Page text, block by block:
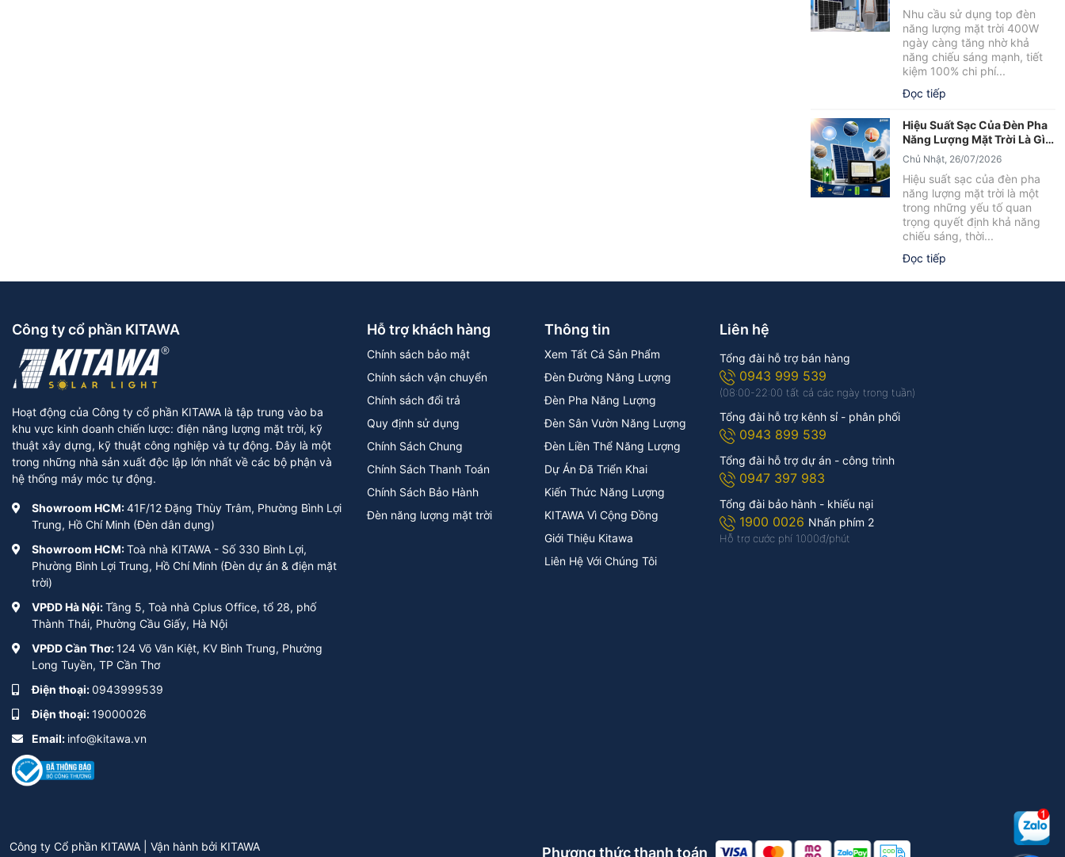
Nhu cầu sử dụng top đèn
năng lượng mặt trời 400W
ngày càng tăng nhờ khả
năng chiếu sáng mạnh, tiết
kiệm 100% chi phí...
Đọc tiếp
Hiệu Suất Sạc Của Đèn Pha
Năng Lượng Mặt Trời Là Gì?
Yếu Tố Ảnh Hưởng Cần Biết
Chủ Nhật, 26/07/2026
Hiệu suất sạc của đèn pha
năng lượng mặt trời là một
trong những yếu tố quan
trọng quyết định khả năng
chiếu sáng, thời...
Đọc tiếp
Công ty cổ phần KITAWA
Hoạt động của Công ty cổ phần KITAWA là tập trung vào ba
khu vực kinh doanh chiến lược: điện năng lượng mặt trời, kỹ
thuật xây dựng, kỹ thuật công nghiệp và tự động. Đây là một
trong những nhà sản xuất độc lập lớn nhất về các bộ phận và
hệ thống máy móc tự động.
Showroom HCM:41F/12 Đặng Thùy Trâm, Phường Bình Lợi
Trung, Hồ Chí Minh (Đèn dân dụng)
Showroom HCM:Toà nhà KITAWA - Số 330 Bình Lợi,
Phường Bình Lợi Trung, Hồ Chí Minh (Đèn dự án & điện mặt
trời)
VPĐD Hà Nội:Tầng 5, Toà nhà Cplus Office, tổ 28, phố
Thành Thái, Phường Cầu Giấy, Hà Nội
VPĐD Cần Thơ:124 Võ Văn Kiệt, KV Bình Trung, Phường
Long Tuyền, TP Cần Thơ
Điện thoại:0943999539
Điện thoại:19000026
Email: info@kitawa.vn
Hỗ trợ khách hàng
Chính sách bảo mật
Chính sách vận chuyển
Chính sách đổi trả
Quy định sử dụng
Chính Sách Chung
Chính Sách Thanh Toán
Chính Sách Bảo Hành
Đèn năng lượng mặt trời
Thông tin
Xem Tất Cả Sản Phẩm
Đèn Đường Năng Lượng
Đèn Pha Năng Lượng
Đèn Sân Vườn Năng Lượng
Đèn Liền Thể Năng Lượng
Dự Án Đã Triển Khai
Kiến Thức Năng Lượng
KITAWA Vì Cộng Đồng
Giới Thiệu Kitawa
Liên Hệ Với Chúng Tôi
Liên hệ
Tổng đài hỗ trợ bán hàng
0943 999 539
(08:00-22:00 tất cả các ngày trong tuần)
Tổng đài hỗ trợ kênh sỉ - phân phối
0943 899 539
Tổng đài hỗ trợ dự án - công trình
0947 397 983
Tổng đài bảo hành - khiếu nại
1900 0026 Nhấn phím 2
Hỗ trợ cước phí 1.000đ/phút
Công ty Cổ phần KITAWA | Vận hành bởi KITAWA Phương thức thanh toán